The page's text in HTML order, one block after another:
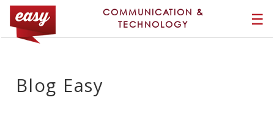
COMMUNICATION &
TECHNOLOGY
☰
Blog Easy